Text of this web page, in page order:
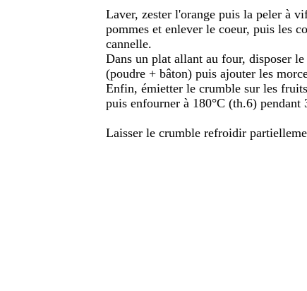
Laver, zester l'orange puis la peler à
pommes et enlever le coeur, puis les
cannelle.
Dans un plat allant au four, disposer
(poudre + bâton) puis ajouter les
Enfin, émietter le crumble sur les
puis enfourner à 180°C (th.6) pendant
Laisser le crumble refroidir